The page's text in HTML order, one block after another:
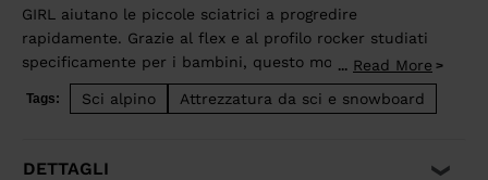
GIRL aiutano le piccole sciatrici a progredire
rapidamente. Grazie al flex e al profilo rocker studiati
specificamente per i bambini, questo modello
permette alle giovanissime sciatrici di sfruttare a loro
vantaggio le variazioni del terreno per cimentarsi con
... Read More
Tags: Sci alpino Attrezzatura da sci e snowboard
DETTAGLI